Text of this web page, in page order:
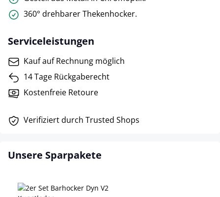
360° drehbarer Thekenhocker.
Serviceleistungen
Kauf auf Rechnung möglich
14 Tage Rückgaberecht
Kostenfreie Retoure
Verifiziert durch Trusted Shops
Unsere Sparpakete